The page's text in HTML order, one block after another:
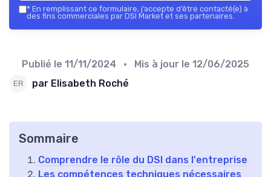
* En remplissant ce formulaire, j’accepte d’être contacté(e) à
des fins commerciales par DSI Market et ses partenaires.
Publié le 11/11/2024 • Mis à jour le 12/06/2025
par Elisabeth Roché
Sommaire
Comprendre le rôle du DSI dans l'entreprise
Les compétences techniques nécessaires